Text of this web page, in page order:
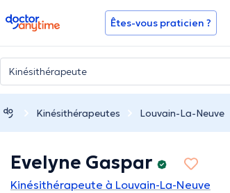
doctoranytime Êtes-vous praticien ?
Kinésithérapeutes Louvain-La-Neuve
Evelyne Gaspar
Kinésithérapeute à Louvain-La-Neuve